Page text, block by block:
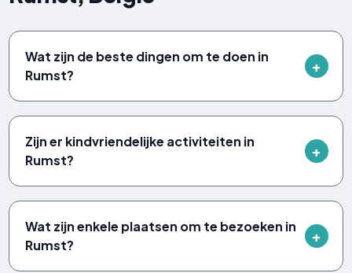
Wat zijn de beste dingen om te doen in
Rumst?
Zijn er kindvriendelijke activiteiten in
Rumst?
Wat zijn enkele plaatsen om te bezoeken in
Rumst?